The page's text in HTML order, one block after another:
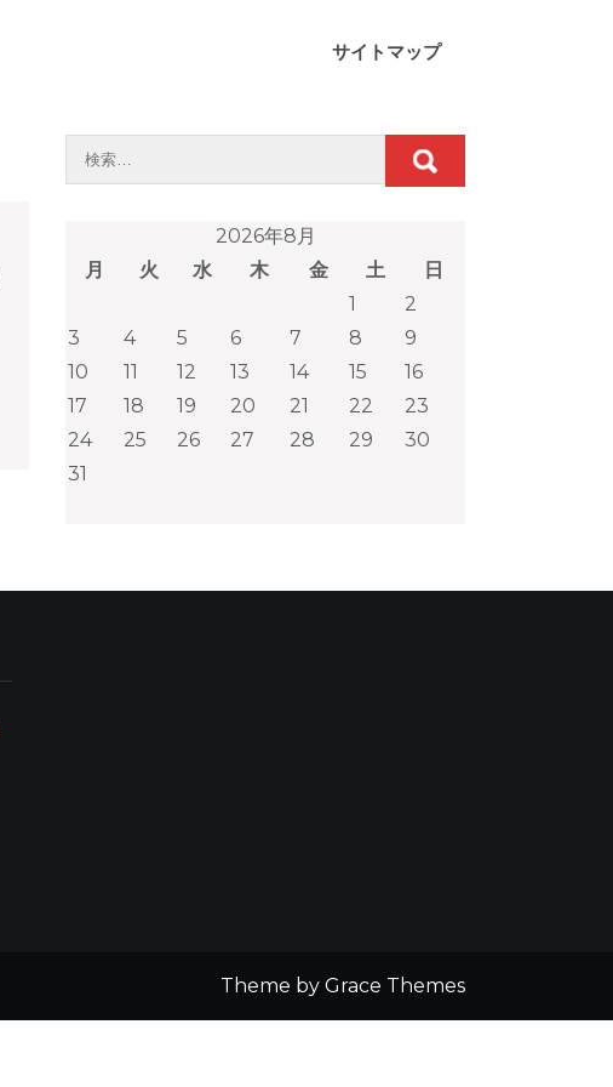
サイトマップ
2026年8月
月
火 水 木 金 土
日
1
2
3
4 5 6 7 8
9
10
11 12 13 14 15
16
17
18 19 20 21 22
23
24
25 26 27 28 29
30
31
Theme by Grace Themes